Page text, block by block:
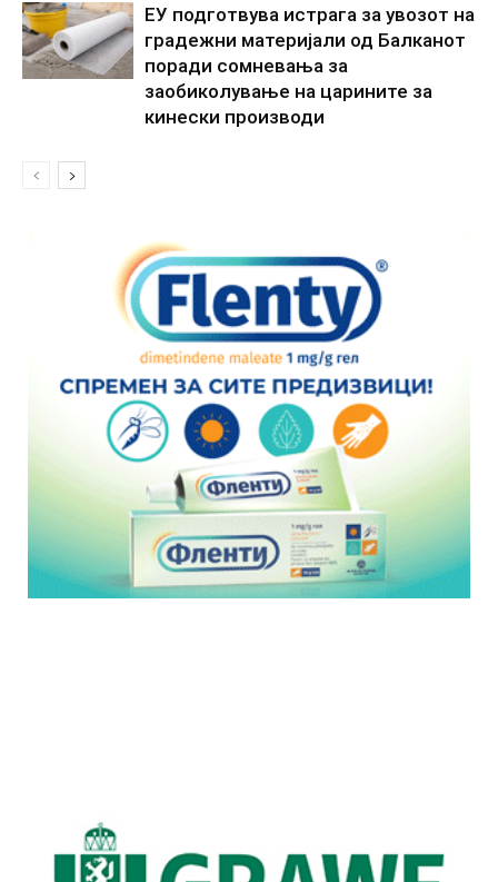
ЕУ подготвува истрага за увозот на
градежни материјали од Балканот
поради сомневања за
заобиколување на царините за
кинески производи